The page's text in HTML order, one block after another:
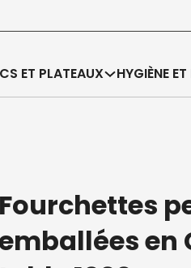
ET PLATEAUX HYGIÈNE
Fourchettes
en